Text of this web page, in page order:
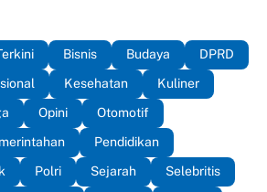
Bisnis Budaya
DPRD
Kesehatan
Kuliner
Opini
Otomotif
Pendidikan
Polri Sejarah
Selebritis